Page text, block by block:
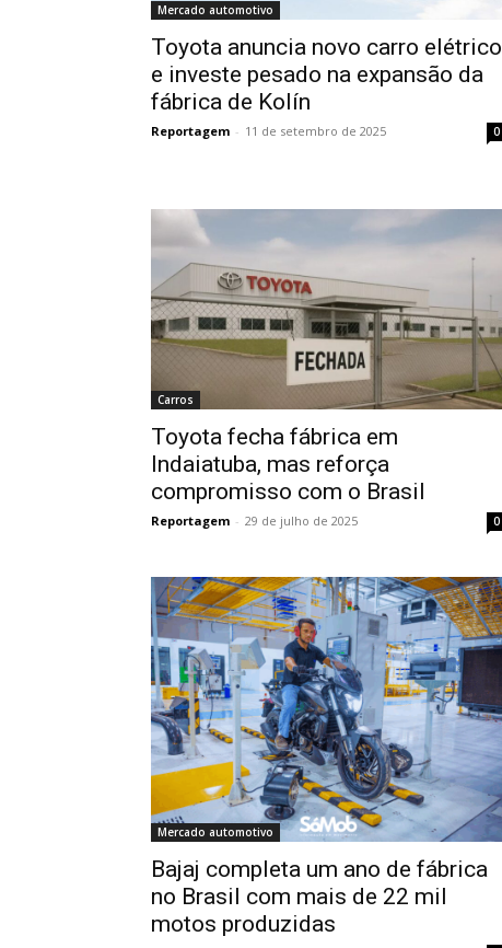
Mercado automotivo
Toyota anuncia novo carro elétrico
e investe pesado na expansão da
fábrica de Kolín
Reportagem - 11 de setembro de 2025 0
Carros
Toyota fecha fábrica em
Indaiatuba, mas reforça
compromisso com o Brasil
Reportagem - 29 de julho de 2025 0
Mercado automotivo
Bajaj completa um ano de fábrica
no Brasil com mais de 22 mil
motos produzidas